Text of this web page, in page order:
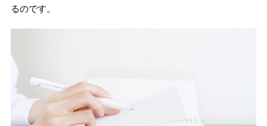
るのです。